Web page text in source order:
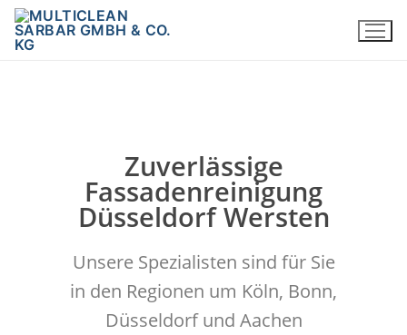
Zuverlässige
Fassadenreinigung
Düsseldorf Wersten
Unsere Spezialisten sind für Sie
in den Regionen um Köln, Bonn,
Düsseldorf und Aachen